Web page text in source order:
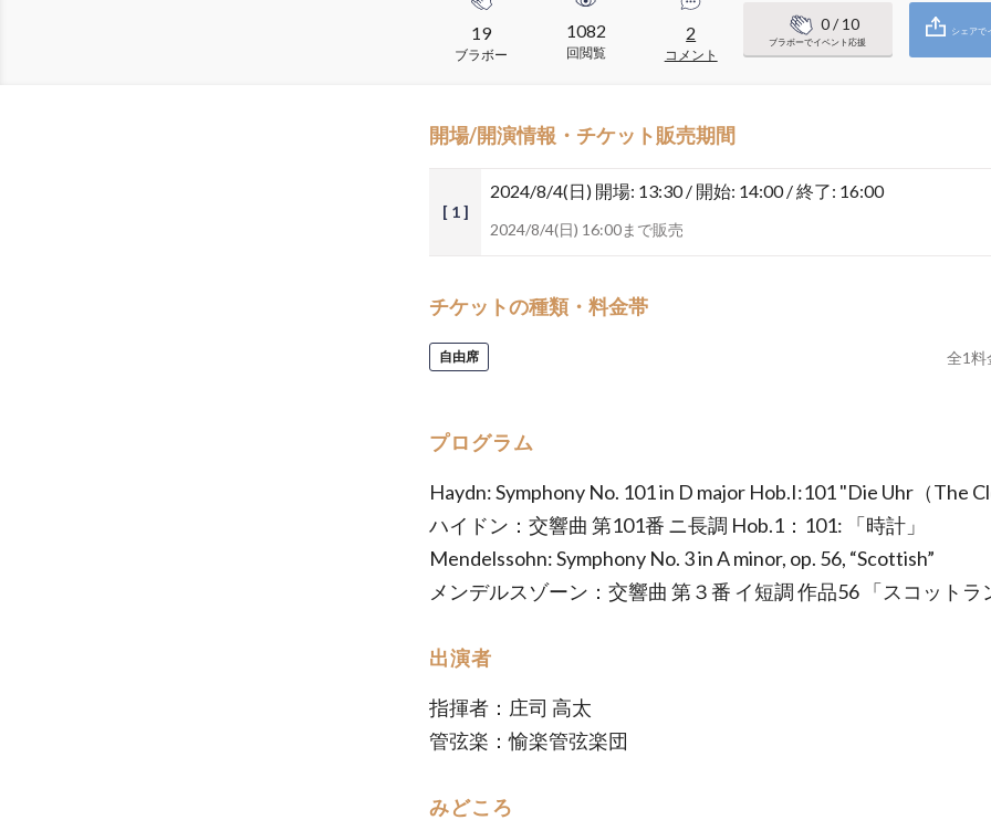
19
ブラボー
1082
回閲覧
2
コメント
0/ 10
ブラボーでイベント応援
シェアで
開場/開演情報・チケット販売期間
[ 1 ]
2024/8/4(日) 開場: 13:30 / 開始: 14:00 / 終了: 16:00
2024/8/4(日) 16:00まで販売
チケットの種類・料金帯
自由席 全1料
プログラム
Haydn: Symphony No. 101 in D major Hob.I:101 "Die Uhr（The
ハイドン：交響曲 第101番 ニ長調 Hob.1：101: 「時計」
Mendelssohn: Symphony No. 3 in A minor, op. 56, “Scottish”
メンデルスゾーン：交響曲 第３番 イ短調 作品56 「スコットラ
出演者
指揮者：庄司 高太
管弦楽：愉楽管弦楽団
みどころ